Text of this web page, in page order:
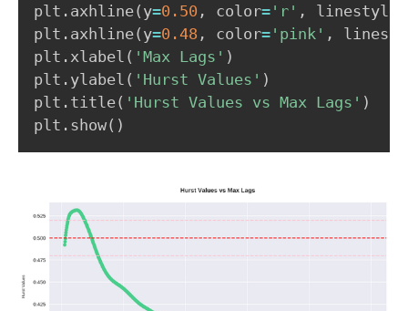
plt . axhline( y=0.50 , color= 'r' , linestyle
plt . axhline( y=0.48 , color= 'pink' ,
plt . xlabel ( 'Max Lags' )
plt . ylabel ( 'Hurst Values' )
plt . title( 'Hurst Values vs Max Lags' )
plt . show( )